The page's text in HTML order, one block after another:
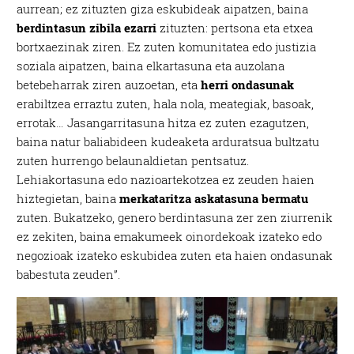
bazkideen zerrenda, beren ustez zein helburutarako
duten interes legitimoa eta horren aurka nola egin
dezakezun ikusteko.
Lortu zure datu pertsonalak prozesatzeko moduari
buruzko informazio gehiago eta ezarri zure lehentasunak
datuen atalean. Edozein unetan alda edo ken dezakezu
zure baimena Cookieen adierazpenean.
Webgune honek cookie propioak eta hirugarrenen cookie-
fitxategiak erabiltzen ditu. Zure esperientzia eta
zerbitzuak hobetzeko asmoz, cookie teknologiaz
baliatzen gara. Ohar hau onartuz gero, teknologia hori
erabiltzeko baimen esplizitua ematen diguzu. Gehiago
irakurri
aurrean; ez zituzten giza eskubideak aipatzen, baina
berdintasun zibila ezarri zituzten: pertsona eta etxea
bortxaezinak ziren. Ez zuten komunitatea edo justizia
soziala aipatzen, baina elkartasuna eta auzolana
betebeharrak ziren auzoetan, etaherri ondasunak
erabiltzea erraztu zuten, hala nola, meategiak, basoak,
errotak… Jasangarritasuna hitza ez zuten ezagutzen,
baina natur baliabideen kudeaketa arduratsua bultzatu
zuten hurrengo belaunaldietan pentsatuz.
Lehiakortasuna edo nazioartekotzea ez zeuden haien
hiztegietan, bainamerkataritza askatasuna bermatu
zuten. Bukatzeko, genero berdintasuna zer zen ziurrenik
ez zekiten, baina emakumeek oinordekoak izateko edo
negozioak izateko eskubidea zuten eta haien ondasunak
babestuta zeuden”.